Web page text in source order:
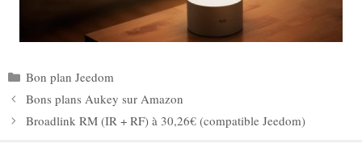
Catégories
Bon plan Jeedom
Bons plans Aukey sur Amazon
Broadlink RM (IR + RF) à 30,26€ (compatible Jeedom)